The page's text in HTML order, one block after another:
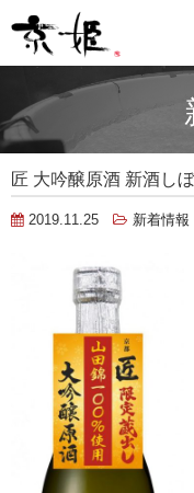
匠 大吟醸原酒 新酒し
2019.11.25 新着情報